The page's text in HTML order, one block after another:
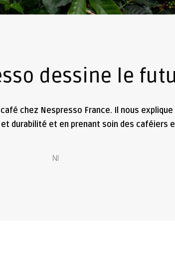
dessine le
chez Nespresso France. Il nous
durabilité et en prenant soin des caféiers
NI